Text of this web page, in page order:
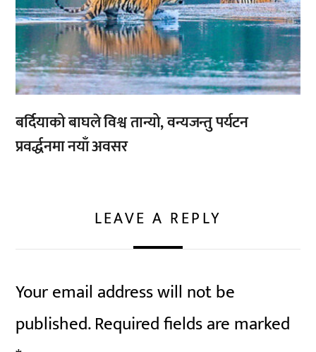
बर्दियाको बाघले विश्व तान्यो, वन्यजन्तु पर्यटन
प्रवर्द्धनमा नयाँ अवसर
LEAVE A REPLY
Your email address will not be
published.Required fields are marked